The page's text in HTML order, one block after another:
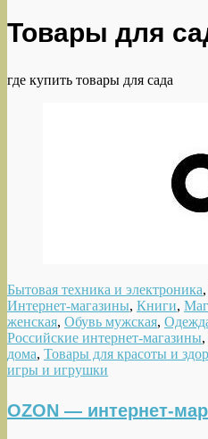
Товары для
где купить товары для сада
Бытовая техника и электроника,
Интернет-магазины, Книги,
женская, Обувь мужская,
Российские интернет-магазины,
дома, Товары для красоты и
игры и игрушки
OZON — интернет-